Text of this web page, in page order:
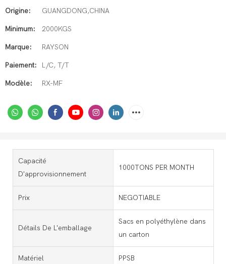
Origine: GUANGDONG,CHINA
Minimum: 2000KGS
Marque: RAYSON
Paiement: L/C, T/T
Modèle: RX-MF
Capacité
D'approvisionnement
1000TONS PER MONTH
Prix NEGOTIABLE
Détails De L'emballage
Sacs en polyéthylène dans
un carton
Matériel PPSB